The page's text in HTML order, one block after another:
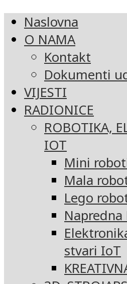
Naslovna
O NAMA
Kontakt
Dokumenti
VIJESTI
RADIONICE
ROBOTIKA,
IOT
Mini
Mala
Lego
stvari IoT